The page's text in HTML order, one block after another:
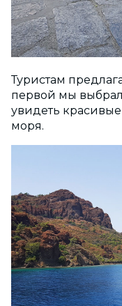
Туристам
первой мы
увидеть красивые
моря.